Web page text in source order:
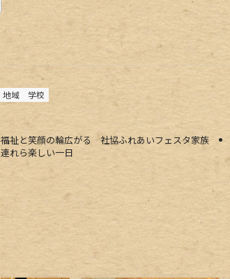
地域 学校
福祉と笑顔の輪広がる 社協ふれあいフェスタ家族
連れら楽しい一日